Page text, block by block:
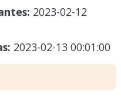
2023-02-12
2023-02-13 00:01:00